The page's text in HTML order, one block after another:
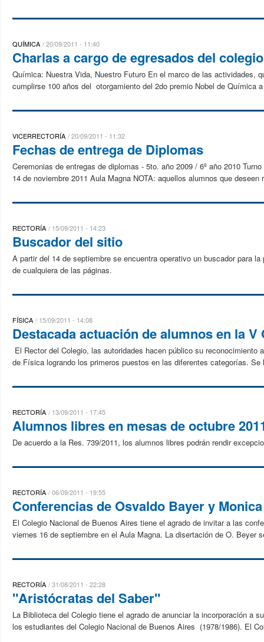
QUÍMICA 20/09/2011 - 11:40
Charlas a cargo de egresados del
Química: Nuestra Vida, Nuestro Futuro En el marco de las actividades,
cumplirse 100 años del otorgamiento del 2do premio Nobel de Química
VICERRECTORÍA 20/09/2011 - 11:32
Fechas de entrega de Diplomas
Ceremonias de entregas de diplomas - 5to. año 2009 / 6º año 2010
14 de noviembre 2011 Aula Magna NOTA: aquellos alumnos que deseen
RECTORÍA 15/09/2011 - 14:23
Buscador del sitio
A partir del 14 de septiembre se encuentra operativo un buscador para
de cualquiera de las páginas.
FÍSICA 15/09/2011 - 14:08
Destacada actuación de alumnos en la
El Rector del Colegio, las autoridades hacen público su
de Física logrando los primeros puestos en las diferentes categorías.
RECTORÍA 13/09/2011 - 17:45
Alumnos libres en mesas de octubre
De acuerdo a la Res. 739/2011, los alumnos libres podrán rendir
RECTORÍA 06/09/2011 - 19:55
Conferencias de Osvaldo Bayer y
El Colegio Nacional de Buenos Aires tiene el agrado de invitar a las
viernes 16 de septiembre en el Aula Magna. La disertación de O. Beyer
RECTORÍA 31/08/2011 - 22:28
"Aristócratas del Saber"
La Biblioteca del Colegio tiene el agrado de anunciar la incorporación a
los estudiantes del Colegio Nacional de Buenos Aires (1978/1986). El